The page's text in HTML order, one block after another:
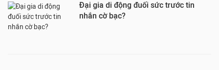
Đại gia di động đuối sức trước tin
nhắn cờ bạc?